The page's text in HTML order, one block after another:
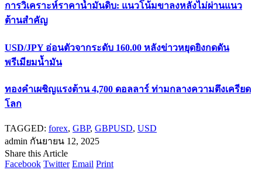
การวิเคราะห์ราคาน้ำมันดิบ: แนวโน้มขาลงหลังไม่ผ่านแนว
ต้านสำคัญ
USD/JPY อ่อนตัวจากระดับ 160.00 หลังข่าวหยุดยิงกดดัน
พรีเมียมน้ำมัน
ทองคำเผชิญแรงต้าน 4,700 ดอลลาร์ ท่ามกลางความตึงเครียด
โลก
TAGGED: forex, GBP, GBPUSD, USD
admin กันยายน 12, 2025
Share this Article
Facebook Twitter Email Print